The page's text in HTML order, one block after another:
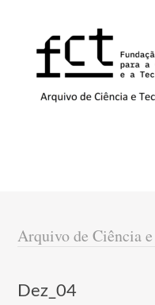
Arquivo de Ciência
Dez_04